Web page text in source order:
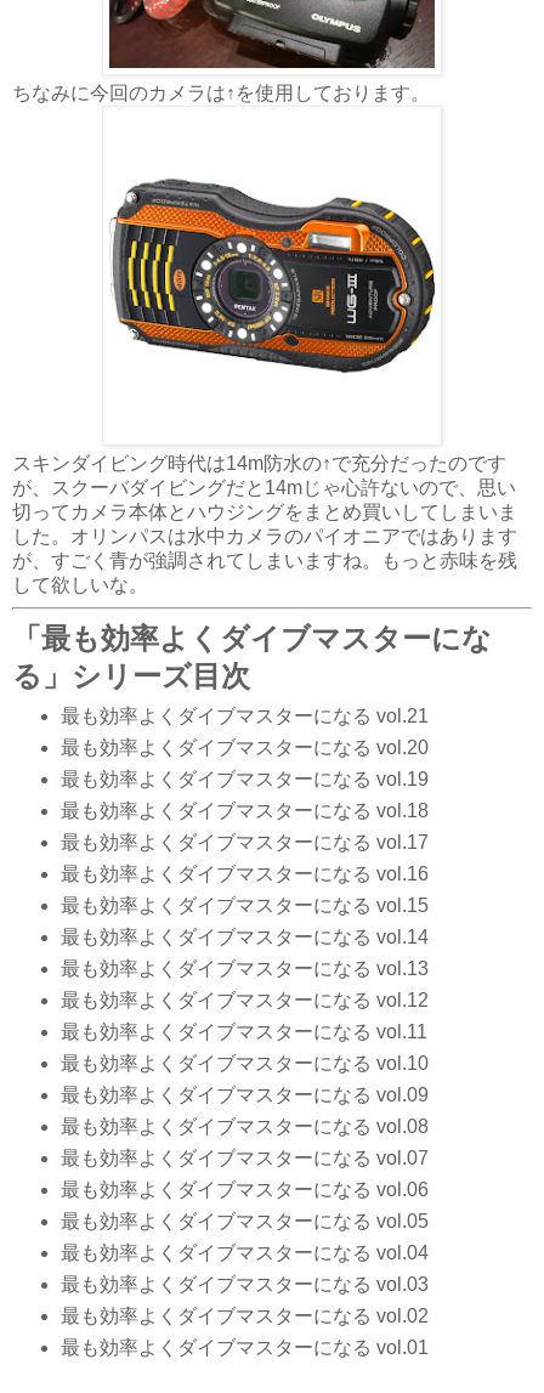
ちなみに今回のカメラは↑を使用しております。
スキンダイビング時代は14m防水の↑で充分だったのです
が、スクーバダイビングだと14mじゃ心許ないので、思い
切ってカメラ本体とハウジングをまとめ買いしてしまいま
した。オリンパスは水中カメラのパイオニアではあります
が、すごく青が強調されてしまいますね。もっと赤味を残
して欲しいな。
「最も効率よくダイブマスターにな
る」シリーズ目次
最も効率よくダイブマスターになる vol.21
最も効率よくダイブマスターになる vol.20
最も効率よくダイブマスターになる vol.19
最も効率よくダイブマスターになる vol.18
最も効率よくダイブマスターになる vol.17
最も効率よくダイブマスターになる vol.16
最も効率よくダイブマスターになる vol.15
最も効率よくダイブマスターになる vol.14
最も効率よくダイブマスターになる vol.13
最も効率よくダイブマスターになる vol.12
最も効率よくダイブマスターになる vol.11
最も効率よくダイブマスターになる vol.10
最も効率よくダイブマスターになる vol.09
最も効率よくダイブマスターになる vol.08
最も効率よくダイブマスターになる vol.07
最も効率よくダイブマスターになる vol.06
最も効率よくダイブマスターになる vol.05
最も効率よくダイブマスターになる vol.04
最も効率よくダイブマスターになる vol.03
最も効率よくダイブマスターになる vol.02
最も効率よくダイブマスターになる vol.01